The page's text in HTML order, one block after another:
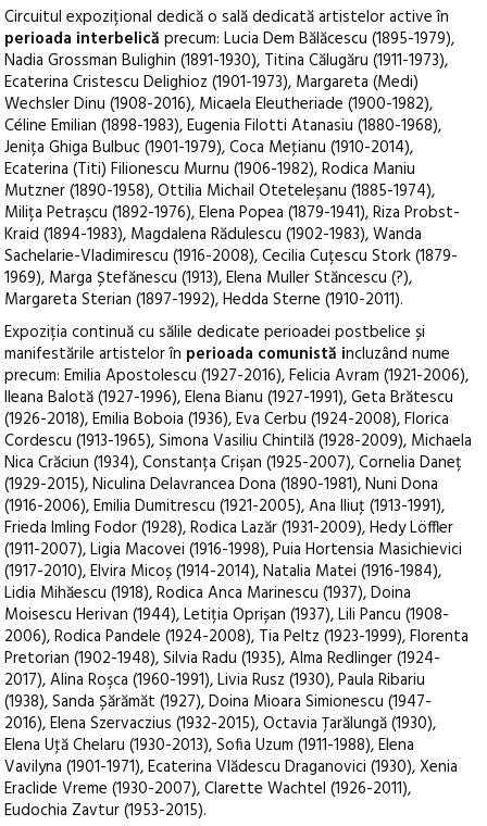
Circuitul expozițional dedică o sală dedicată artistelor active în
perioada interbelică precum: Lucia Dem Bălăcescu (1895-1979),
Nadia Grossman Bulighin (1891-1930), Titina Călugăru (1911-1973),
Ecaterina Cristescu Delighioz (1901-1973), Margareta (Medi)
Wechsler Dinu (1908-2016), Micaela Eleutheriade (1900-1982),
Céline Emilian (1898-1983), Eugenia Filotti Atanasiu (1880-1968),
Jenița Ghiga Bulbuc (1901-1979), Coca Meţianu (1910-2014),
Ecaterina (Titi) Filionescu Murnu (1906-1982), Rodica Maniu
Mutzner (1890-1958), Ottilia Michail Oteteleșanu (1885-1974),
Milița Petrașcu (1892-1976), Elena Popea (1879-1941), Riza Probst-
Kraid (1894-1983), Magdalena Rădulescu (1902-1983), Wanda
Sachelarie-Vladimirescu (1916-2008), Cecilia Cuțescu Stork (1879-
1969), Marga Ștefănescu (1913), Elena Muller Stăncescu (?),
Margareta Sterian (1897-1992), Hedda Sterne (1910-2011).
Expoziția continuă cu sălile dedicate perioadei postbelice și
manifestările artistelor în perioada comunistă incluzând nume
precum: Emilia Apostolescu (1927-2016), Felicia Avram (1921-2006),
Ileana Balotă (1927-1996), Elena Bianu (1927-1991), Geta Brătescu
(1926-2018), Emilia Boboia (1936), Eva Cerbu (1924-2008), Florica
Cordescu (1913-1965), Simona Vasiliu Chintilă (1928-2009), Michaela
Nica Crăciun (1934), Constanța Crișan (1925-2007), Cornelia Daneț
(1929-2015), Niculina Delavrancea Dona (1890-1981), Nuni Dona
(1916-2006), Emilia Dumitrescu (1921-2005), Ana Iliuţ (1913-1991),
Frieda Imling Fodor (1928), Rodica Lazăr (1931-2009), Hedy Löffler
(1911-2007), Ligia Macovei (1916-1998), Puia Hortensia Masichievici
(1917-2010), Elvira Micoș (1914-2014), Natalia Matei (1916-1984),
Lidia Mihăescu (1918), Rodica Anca Marinescu (1937), Doina
Moisescu Herivan (1944), Letiția Oprișan (1937), Lili Pancu (1908-
2006), Rodica Pandele (1924-2008), Tia Peltz (1923-1999), Florenta
Pretorian (1902-1948), Silvia Radu (1935), Alma Redlinger (1924-
2017), Alina Roşca (1960-1991), Livia Rusz (1930), Paula Ribariu
(1938), Sanda Șărămăt (1927), Doina Mioara Simionescu (1947-
2016), Elena Szervaczius (1932-2015), Octavia Țarălungă (1930),
Elena Uţă Chelaru (1930-2013), Sofia Uzum (1911-1988), Elena
Vavilyna (1901-1971), Ecaterina Vlădescu Draganovici (1930), Xenia
Eraclide Vreme (1930-2007), Clarette Wachtel (1926-2011),
Eudochia Zavtur (1953-2015).